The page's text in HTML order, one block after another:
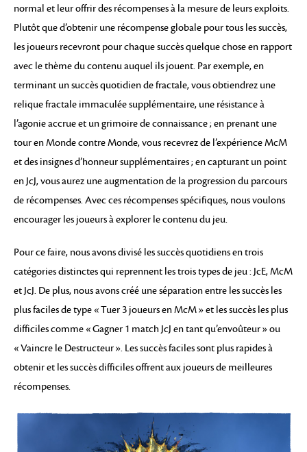
normal et leur offrir des récompenses à la mesure de leurs exploits.
Plutôt que d’obtenir une récompense globale pour tous les succès,
les joueurs recevront pour chaque succès quelque chose en rapport
avec le thème du contenu auquel ils jouent. Par exemple, en
terminant un succès quotidien de fractale, vous obtiendrez une
relique fractale immaculée supplémentaire, une résistance à
l’agonie accrue et un grimoire de connaissance ; en prenant une
tour en Monde contre Monde, vous recevrez de l’expérience McM
et des insignes d’honneur supplémentaires ; en capturant un point
en JcJ, vous aurez une augmentation de la progression du parcours
de récompenses. Avec ces récompenses spécifiques, nous voulons
encourager les joueurs à explorer le contenu du jeu.
Pour ce faire, nous avons divisé les succès quotidiens en trois
catégories distinctes qui reprennent les trois types de jeu : JcE, McM
et JcJ. De plus, nous avons créé une séparation entre les succès les
plus faciles de type « Tuer 3 joueurs en McM » et les succès les plus
difficiles comme « Gagner 1 match JcJ en tant qu’envoûteur » ou
« Vaincre le Destructeur ». Les succès faciles sont plus rapides à
obtenir et les succès difficiles offrent aux joueurs de meilleures
récompenses.